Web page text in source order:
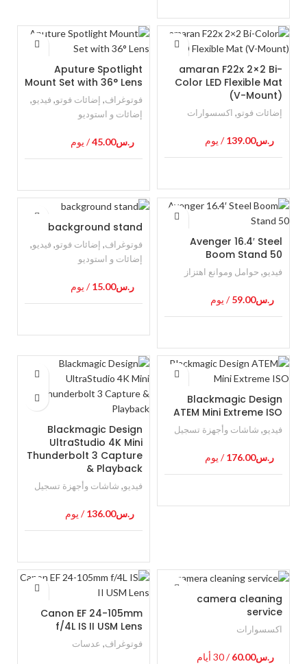
amaran F22x 2×2 Bi-
Color LED Flexible Mat
(V-Mount)
إضائات فوتو, اكسسوارات
ر.س139.00/ يوم
Aputure Spotlight
Mount Set with 36° Lens
فوتوغراف, إضائات فوتو, فيديو,
إضائات و استوديو
ر.س45.00/ يوم
Avenger 16.4′ Steel
Boom Stand 50
فيديو, حوامل وموانع اهتزاز
ر.س59.00/ يوم
background stand
فوتوغراف, إضائات فوتو, فيديو,
إضائات و استوديو
ر.س15.00/ يوم
Blackmagic Design
ATEM Mini Extreme ISO
فيديو, شاشات وأجهزة تسجيل
ر.س176.00/ يوم
Blackmagic Design
UltraStudio 4K Mini
Thunderbolt 3 Capture
& Playback
فيديو, شاشات وأجهزة تسجيل
ر.س136.00/ يوم
camera cleaning
service
اكسسوارات
ر.س60.00/ 30 أيام
Canon EF 24-105mm
f/4L IS II USM Lens
فوتوغراف, عدسات